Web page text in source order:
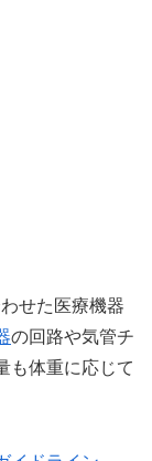
せた医療機器
の回路や気管チ
も体重に応じて